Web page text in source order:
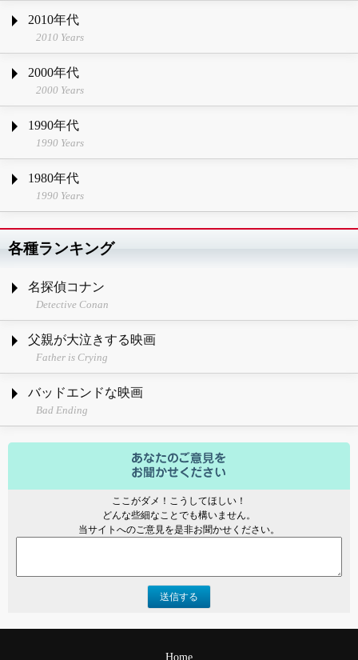
2010年代
2010 Years
2000年代
2000 Years
1990年代
1990 Years
1980年代
1990 Years
各種ランキング
名探偵コナン
Detective Conan
父親が大泣きする映画
Father is Crying
バッドエンドな映画
Bad Ending
ここがダメ！こうしてほしい！
どんな些細なことでも構いません。
当サイトへのご意見を是非お聞かせください。
送信する
Home